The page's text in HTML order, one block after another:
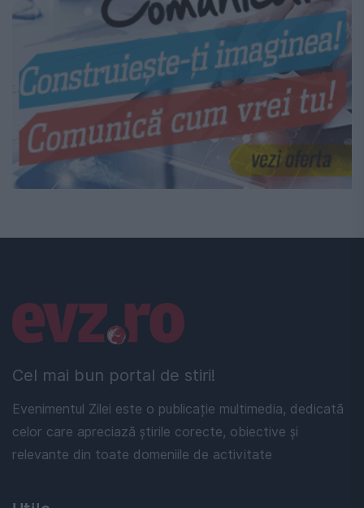
Cel mai bun portal de stiri!
Evenimentul Zilei este o publicație multimedia, dedicată
celor care apreciază știrile corecte, obiective și
relevante din toate domeniile de activitate
Linkuri utile